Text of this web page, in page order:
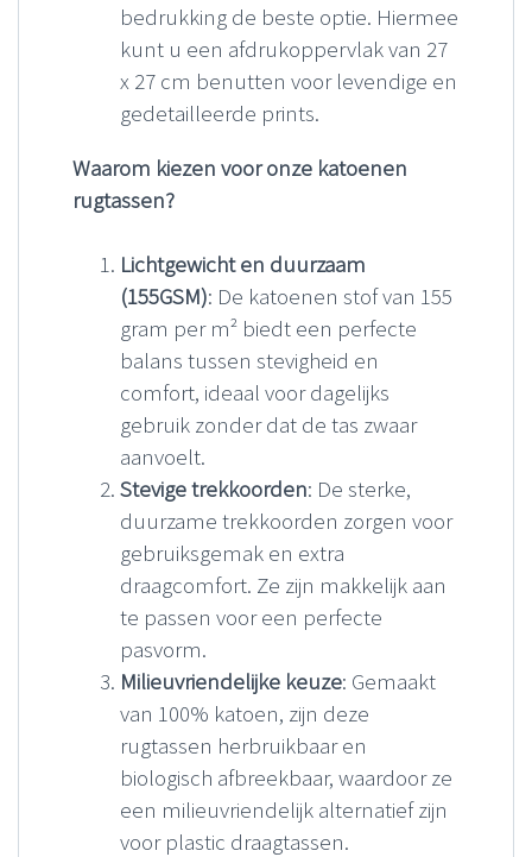
bedrukking de beste optie. Hiermee
kunt u een afdrukoppervlak van 27
x 27 cm benutten voor levendige en
gedetailleerde prints.
Waarom kiezen voor onze katoenen
rugtassen?
Lichtgewicht en duurzaam
(155GSM): De katoenen stof van 155
gram per m² biedt een perfecte
balans tussen stevigheid en
comfort, ideaal voor dagelijks
gebruik zonder dat de tas zwaar
aanvoelt.
Stevige trekkoorden: De sterke,
duurzame trekkoorden zorgen voor
gebruiksgemak en extra
draagcomfort. Ze zijn makkelijk aan
te passen voor een perfecte
pasvorm.
Milieuvriendelijke keuze: Gemaakt
van 100% katoen, zijn deze
rugtassen herbruikbaar en
biologisch afbreekbaar, waardoor ze
een milieuvriendelijk alternatief zijn
voor plastic draagtassen.